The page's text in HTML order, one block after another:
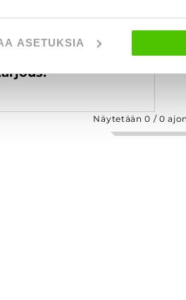
ASETUKSIA
Näytetään0 /0